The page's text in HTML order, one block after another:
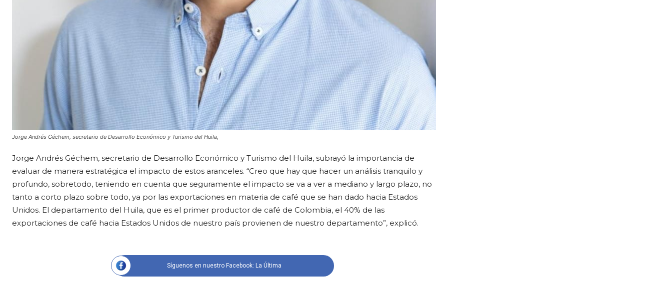
Jorge Andrés Géchem, secretario de Desarrollo Económico y Turismo del Huila,
Jorge Andrés Géchem, secretario de Desarrollo Económico y Turismo del Huila, subrayó la importancia de
evaluar de manera estratégica el impacto de estos aranceles. “Creo que hay que hacer un análisis tranquilo y
profundo, sobretodo, teniendo en cuenta que seguramente el impacto se va a ver a mediano y largo plazo, no
tanto a corto plazo sobre todo, ya por las exportaciones en materia de café que se han dado hacia Estados
Unidos. El departamento del Huila, que es el primer productor de café de Colombia, el 40% de las
exportaciones de café hacia Estados Unidos de nuestro país provienen de nuestro departamento”, explicó.
Síguenos en nuestro Facebook: La Última